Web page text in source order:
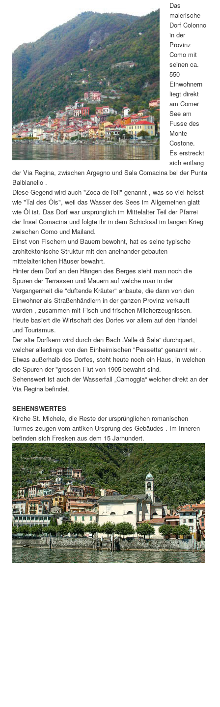
Das
malerische
Dorf Colonno
in der
Provinz
Como mit
seinen ca.
550
Einwohnern
liegt direkt
am Comer
See am
Fusse des
Monte
Costone.
Es erstreckt
sich entlang
der Via Regina, zwischen Argegno und Sala Comacina bei der Punta
Balbianello .
Diese Gegend wird auch "Zoca de l'oli" genannt , was so viel heisst
wie "Tal des Öls", weil das Wasser des Sees im Allgemeinen glatt
wie Öl ist. Das Dorf war ursprünglich im Mittelalter Teil der Pfarrei
der Insel Comacina und folgte ihr in dem Schicksal im langen Krieg
zwischen Como und Mailand.
Einst von Fischern und Bauern bewohnt, hat es seine typische
architektonische Struktur mit den aneinander gebauten
mittelalterlichen Häuser bewahrt.
Hinter dem Dorf an den Hängen des Berges sieht man noch die
Spuren der Terrassen und Mauern auf welche man in der
Vergangenheit die "duftende Kräuter" anbaute, die dann von den
Einwohner als Straßenhändlern in der ganzen Provinz verkauft
wurden , zusammen mit Fisch und frischen Milcherzeugnissen.
Heute basiert die Wirtschaft des Dorfes vor allem auf den Handel
und Tourismus.
Der alte Dorfkern wird durch den Bach „Valle di Sala“ durchquert,
welcher allerdings von den Einheimischen "Pessetta“ genannt wir .
Etwas außerhalb des Dorfes, steht heute noch ein Haus, in welchen
die Spuren der "grossen Flut von 1905 bewahrt sind.
Sehenswert ist auch der Wasserfall „Camoggia“ welcher direkt an der
Via Regina befindet.
SEHENSWERTES
Kirche St. Michele, die Reste der ursprünglichen romanischen
Turmes zeugen vom antiken Ursprung des Gebäudes . Im Inneren
befinden sich Fresken aus dem 15 Jarhundert.